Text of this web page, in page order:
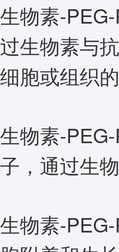
生物素-
过生物素与
细胞或组织
生物素-
子，通过生
生物素-